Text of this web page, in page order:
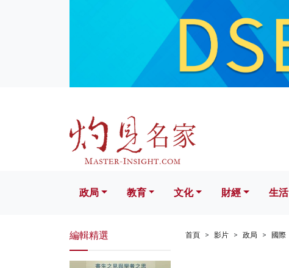
文化 財經 生活
政局 教育 文化 財經 生活
首頁 影片 政局 國際
編輯精選